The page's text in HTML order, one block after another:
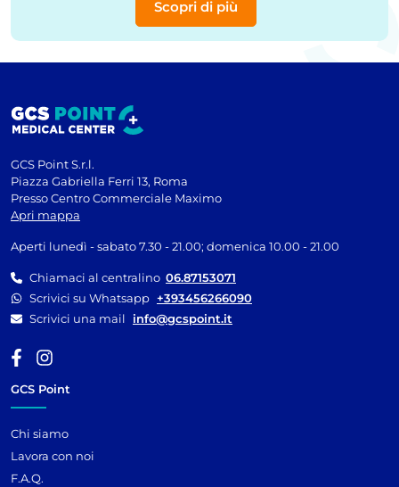
Scopri di più
GCS Point S.r.l.
Piazza Gabriella Ferri 13, Roma
Presso Centro Commerciale Maximo
Apri mappa
Aperti lunedì - sabato 7.30 - 21.00; domenica 10.00 - 21.00
Chiamaci al centralino 06.87153071
Scrivici su Whatsapp +393456266090
Scrivici una mail
info@gcspoint.it
GCS Point
Chi siamo
Lavora con noi
F.A.Q.